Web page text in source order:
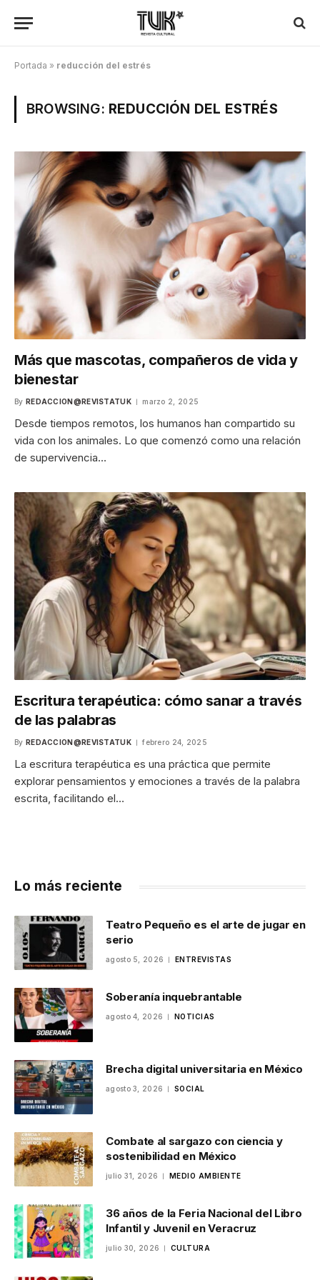
Portada » reducción del estrés
BROWSING: REDUCCIÓN DEL ESTRÉS
Más que mascotas, compañeros de vida y
bienestar
By REDACCION@REVISTATUK marzo 2, 2025
Desde tiempos remotos, los humanos han compartido su
vida con los animales. Lo que comenzó como una relación
de supervivencia…
Escritura terapéutica: cómo sanar a través
de las palabras
By REDACCION@REVISTATUK febrero 24, 2025
La escritura terapéutica es una práctica que permite
explorar pensamientos y emociones a través de la palabra
escrita, facilitando el…
Lo más reciente
Teatro Pequeño es el arte de jugar en
serio
agosto 5, 2026 ENTREVISTAS
Soberanía inquebrantable
agosto 4, 2026 NOTICIAS
Brecha digital universitaria en México
agosto 3, 2026 SOCIAL
Combate al sargazo con ciencia y
sostenibilidad en México
julio 31, 2026 MEDIO AMBIENTE
36 años de la Feria Nacional del Libro
Infantil y Juvenil en Veracruz
julio 30, 2026 CULTURA